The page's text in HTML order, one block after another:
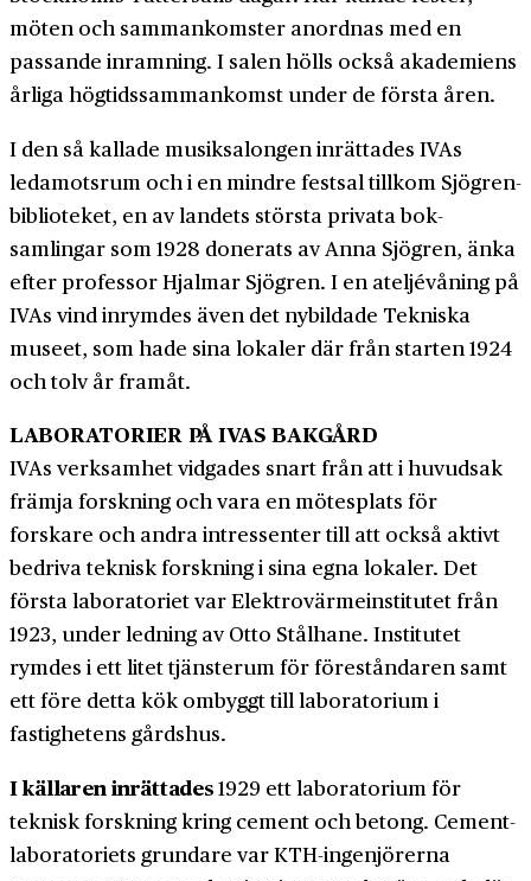
möten och samman­komster anordnas med en
passande inramning. I salen hölls också akademiens
årliga högtids­­sammankomst under de första åren.
I den så kallade musiksalongen inrättades IVAs
ledamotsrum och i en mindre festsal tillkom Sjögren­­
biblioteket, en av landets största privata bok­
samlingar som 1928 donerats av Anna Sjögren, änka
efter professor Hjalmar Sjögren. I en ateljé­våning på
IVAs vind inrymdes även det nybildade Tekniska
museet, som hade sina lokaler där från starten 1924
och tolv år framåt.
LABORATORIER PÅ IVAS BAKGÅRD
IVAs verksamhet vidgades snart från att i huvudsak
främja forskning och vara en mötesplats för
forskare och andra intressenter till att också aktivt
bedriva teknisk forskning i sina egna lokaler. Det
första laboratoriet var Elektro­värme­institutet från
1923, under ledning av Otto Stålhane. Institutet
rymdes i ett litet tjänste­rum för föreståndaren samt
ett före detta kök ombyggt till laboratorium i
fastighetens gårdshus.
I källaren inrättades1929 ett laboratorium för
teknisk forskning kring cement och betong. Cement­
laboratoriets grundare var KTH-ingenjörerna